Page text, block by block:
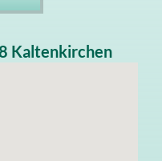
Kaltenkirchen